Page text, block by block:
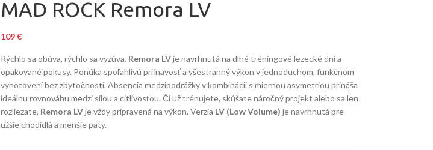
MAD ROCK Remora LV
109€
Rýchlo sa obúva, rýchlo sa vyzúva. Remora LVje navrhnutá na dlhé tréningové lezecké dni a
opakované pokusy. Ponúka spoľahlivú priľnavosť a všestranný výkon v jednoduchom, funkčnom
vyhotovení bez zbytočností. Absencia medzipodrážky v kombinácii s miernou asymetriou prináša
ideálnu rovnováhu medzi silou a citlivosťou. Či už trénujete, skúšate náročný projekt alebo sa len
rozliezate, Remora LVje vždy pripravená na výkon. Verzia LV (Low Volume) je navrhnutá pre
užšie chodidlá a menšie päty.